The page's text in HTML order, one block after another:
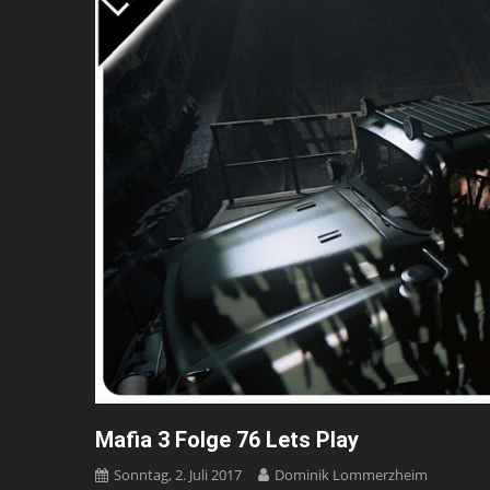
Mafia 3 Folge 76 Lets Play
Sonntag, 2. Juli 2017 Dominik Lommerzheim